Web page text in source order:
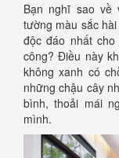
Bạn nghĩ sao về
tường màu sắc
độc đáo nhất
công? Điều này
không xanh có
những chậu cây
bình, thoải mái
mình.